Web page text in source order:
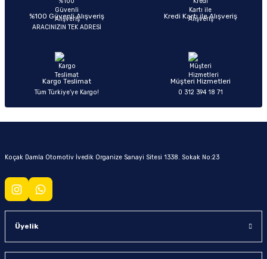
%100 Güvenli Alışveriş
ARACINIZIN TEK ADRESİ
Kredi Kartı ile Alışveriş
Kargo Teslimat
Tüm Türkiye’ye Kargo!
Müşteri Hizmetleri
0 312 394 18 71
Koçak Damla Otomotiv İvedik Organize Sanayi Sitesi 1338. Sokak No:23
Üyelik